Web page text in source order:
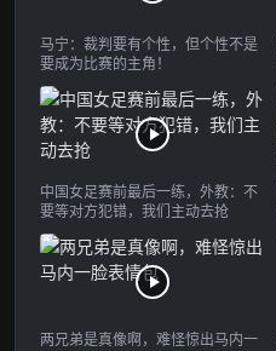
马宁：裁判要有个性，但个性不是
要成为比赛的主角！
中国女足赛前最后一练，外教：不
要等对方犯错，我们主动去抢
两兄弟是真像啊，难怪惊出马内一